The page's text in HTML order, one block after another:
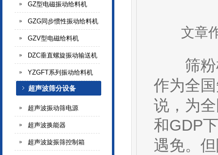
GZ型电磁振动给料机
GZG同步惯性振动给料机
GZV型电磁给料机
DZC垂直螺旋振动输送机
YZGFT系列振动给料机
超声波筛分设备
超声波振动筛电源
超声波换能器
超声波旋振筛控制箱
文章
筛粉机
作为全
说，为
和GDP
遇免。